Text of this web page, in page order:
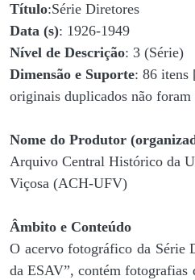
Título:Série Diretores
Data (s): 1926-1949
Nível de Descrição: 3 (Série)
Dimensão e Suporte: 86 itens
originais duplicados não
Nome do Produtor
Arquivo Central Histórico da
Viçosa (ACH-UFV)
Âmbito e Conteúdo
O acervo fotográfico da Série
da ESAV”, contém fotografias